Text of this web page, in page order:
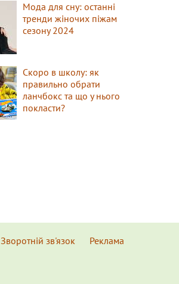
Мода для сну: останні
тренди жіночих піжам
сезону 2024
Скоро в школу: як
правильно обрати
ланчбокс та що у нього
покласти?
Зворотній зв'язок Реклама